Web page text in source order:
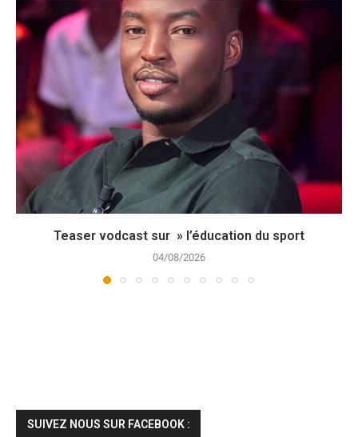
Teaser vodcast sur » l’éducation du sport
04/08/2026
SUIVEZ NOUS SUR FACEBOOK :